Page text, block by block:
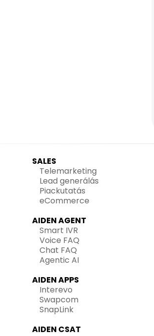
SALES
Telemarketing
Lead generálás
Piackutatás
eCommerce
AIDEN AGENT
Smart IVR
Voice FAQ
Chat FAQ
Agentic AI
AIDEN APPS
Interevo
Swapcom
SnapLink
AIDEN CSAT